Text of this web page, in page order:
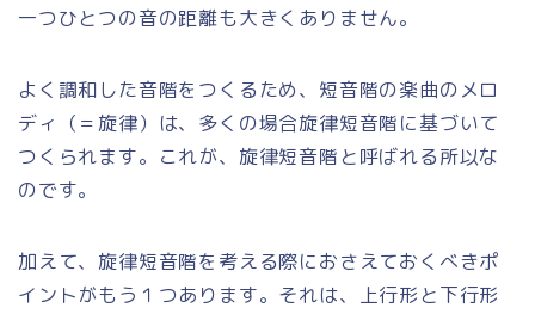
一つひとつの音の距離も大きくありません。
よく調和した音階をつくるため、短音階の楽曲のメロ
ディ（＝旋律）は、多くの場合旋律短音階に基づいて
つくられます。これが、旋律短音階と呼ばれる所以な
のです。
加えて、旋律短音階を考える際におさえておくべきポ
イントがもう１つあります。それは、上行形と下行形